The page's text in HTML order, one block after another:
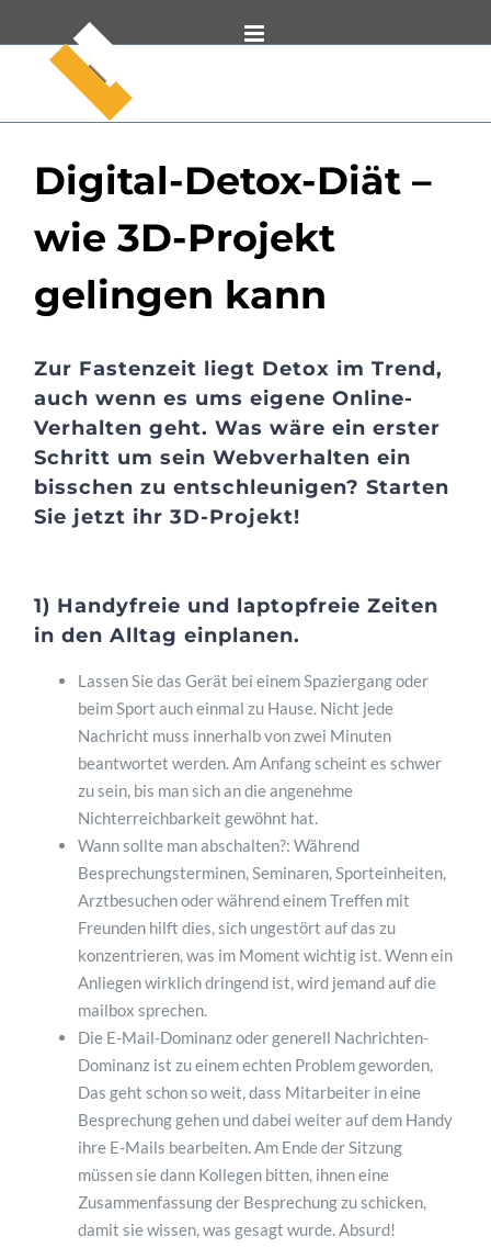
Inhalt
springen
Digital-Detox-Diät –
wie 3D-Projekt
gelingen kann
Zur Fastenzeit liegt Detox im Trend,
auch wenn es ums eigene Online-
Verhalten geht. Was wäre ein erster
Schritt um sein Webverhalten ein
bisschen zu entschleunigen? Starten
Sie jetzt ihr 3D-Projekt!
1) Handyfreie und laptopfreie Zeiten
in den Alltag einplanen.
Lassen Sie das Gerät bei einem Spaziergang oder
beim Sport auch einmal zu Hause. Nicht jede
Nachricht muss innerhalb von zwei Minuten
beantwortet werden. Am Anfang scheint es schwer
zu sein, bis man sich an die angenehme
Nichterreichbarkeit gewöhnt hat.
Wann sollte man abschalten?: Während
Besprechungsterminen, Seminaren, Sporteinheiten,
Arztbesuchen oder während einem Treffen mit
Freunden hilft dies, sich ungestört auf das zu
konzentrieren, was im Moment wichtig ist. Wenn ein
Anliegen wirklich dringend ist, wird jemand auf die
mailbox sprechen.
Die E-Mail-Dominanz oder generell Nachrichten-
Dominanz ist zu einem echten Problem geworden,
Das geht schon so weit, dass Mitarbeiter in eine
Besprechung gehen und dabei weiter auf dem Handy
ihre E-Mails bearbeiten. Am Ende der Sitzung
müssen sie dann Kollegen bitten, ihnen eine
Zusammenfassung der Besprechung zu schicken,
damit sie wissen, was gesagt wurde. Absurd!